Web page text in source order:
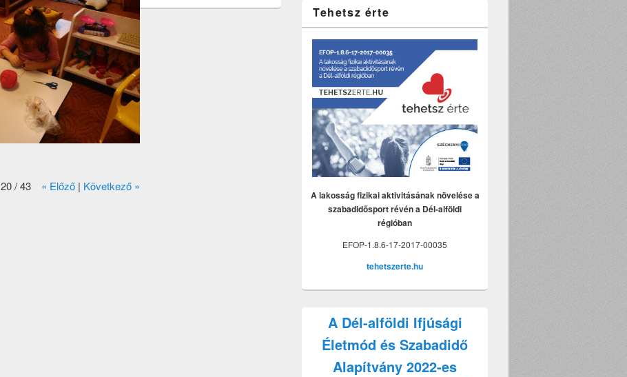
20 / 43 « Előző | Következő »
Tehetsz érte
A lakosság fizikai aktivitásának növelése a
szabadidősport révén a Dél-alföldi
régióban
EFOP-1.8.6-17-2017-00035
tehetszerte.hu
A Dél-alföldi Ifjúsági
Életmód és Szabadidő
Alapítvány 2022-es